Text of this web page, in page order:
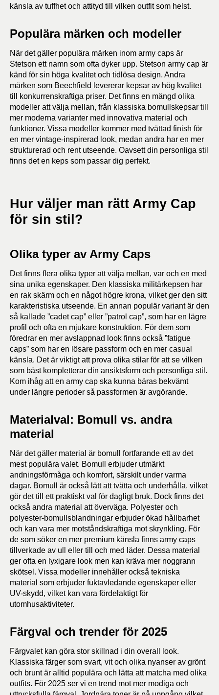
känsla av tuffhet och attityd till vilken outfit som helst.
Populära märken och modeller
När det gäller populära märken inom army caps är
Stetson ett namn som ofta dyker upp. Stetson army cap är
känd för sin höga kvalitet och tidlösa design. Andra
märken som Beechfield levererar kepsar av hög kvalitet
till konkurrenskraftiga priser. Det finns en mängd olika
modeller att välja mellan, från klassiska bomullskepsar till
mer moderna varianter med innovativa material och
funktioner. Vissa modeller kommer med tvättad finish för
en mer vintage-inspirerad look, medan andra har en mer
strukturerad och rent utseende. Oavsett din personliga stil
finns det en keps som passar dig perfekt.
Hur väljer man rätt Army Cap
för sin stil?
Olika typer av Army Caps
Det finns flera olika typer att välja mellan, var och en med
sina unika egenskaper. Den klassiska militärkepsen har
en rak skärm och en något högre krona, vilket ger den sitt
karakteristiska utseende. En annan populär variant är den
så kallade ”cadet cap” eller ”patrol cap”, som har en lägre
profil och ofta en mjukare konstruktion. För dem som
föredrar en mer avslappnad look finns också ”fatigue
caps” som har en lösare passform och en mer casual
känsla. Det är viktigt att prova olika stilar för att se vilken
som bäst kompletterar din ansiktsform och personliga stil.
Kom ihåg att en army cap ska kunna bäras bekvämt
under längre perioder så passformen är avgörande.
Materialval: Bomull vs. andra
material
När det gäller material är bomull fortfarande ett av det
mest populära valet. Bomull erbjuder utmärkt
andningsförmåga och komfort, särskilt under varma
dagar. Bomull är också lätt att tvätta och underhålla, vilket
gör det till ett praktiskt val för dagligt bruk. Dock finns det
också andra material att överväga. Polyester och
polyester-bomullsblandningar erbjuder ökad hållbarhet
och kan vara mer motståndskraftiga mot skrynkling. För
de som söker en mer premium känsla finns army caps
tillverkade av ull eller till och med läder. Dessa material
ger ofta en lyxigare look men kan kräva mer noggrann
skötsel. Vissa modeller innehåller också tekniska
material som erbjuder fuktavledande egenskaper eller
UV-skydd, vilket kan vara fördelaktigt för
utomhusaktiviteter.
Färgval och trender för 2025
Färgvalet kan göra stor skillnad i din overall look.
Klassiska färger som svart, vit och olika nyanser av grönt
och brunt är alltid populära och lätta att matcha med olika
outfits. För 2025 ser vi en trend mot mer modiga och